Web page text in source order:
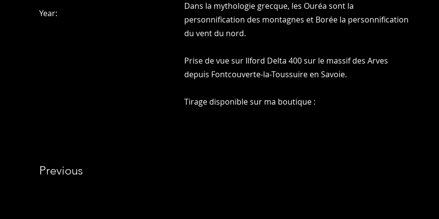
Year:
Dans la mythologie grecque, les Ouréa sont la
personnification des montagnes et Borée la personnification
du vent du nord.
Prise de vue sur Ilford Delta 400 sur le massif des Arves
depuis Fontcouverte-la-Toussuire en Savoie.
Tirage disponible sur ma boutique :
Previous